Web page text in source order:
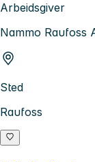
Arbeidsgiver
Nammo Raufoss
Sted
Raufoss